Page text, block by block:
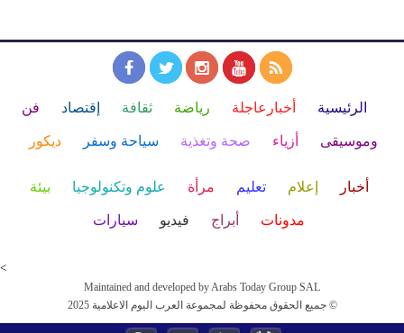
الرئيسية أخبارعاجلة رياضة ثقافة إقتصاد فن
وموسيقى أزياء صحة وتغذية سياحة وسفر ديكور
أخبار إعلام تعليم مرأة علوم وتكنولوجيا بيئة
مدونات أبراج فيديو سيارات
<
Maintained and developed by Arabs Today Group SAL
جميع الحقوق محفوظة لمجموعة العرب اليوم الاعلامية 2025 ©